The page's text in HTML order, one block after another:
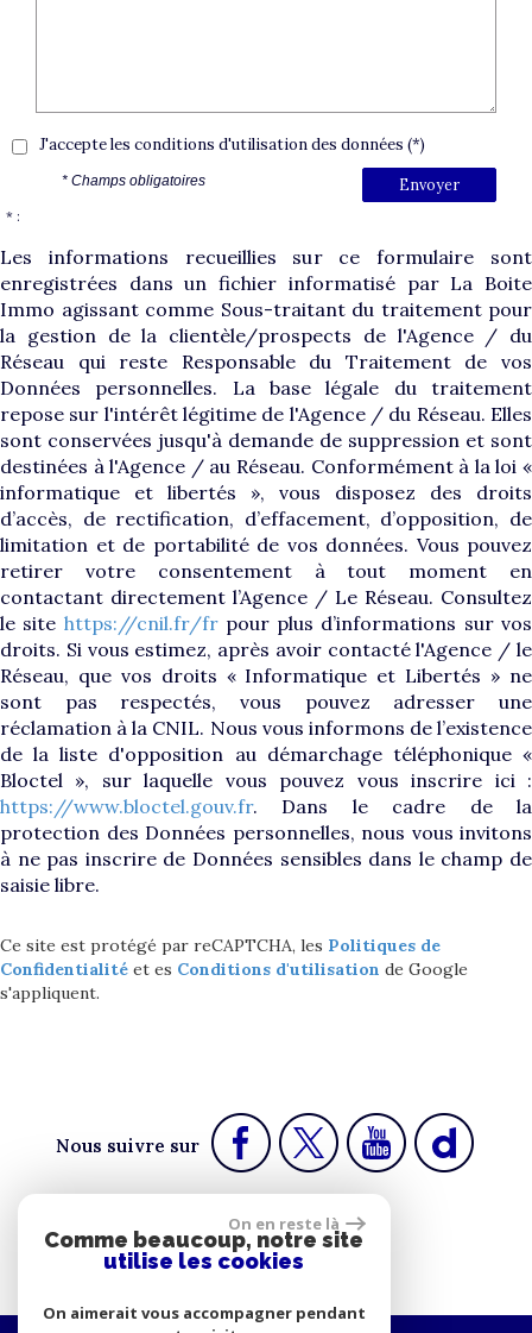
J'accepte les conditions d'utilisation des données (*)
Envoyer
* Champs obligatoires
* :
Les informations recueillies sur ce formulaire sont
enregistrées dans un fichier informatisé par La Boite
Immo agissant comme Sous-traitant du traitement pour
la gestion de la clientèle/prospects de l'Agence / du
Réseau qui reste Responsable du Traitement de vos
Données personnelles. La base légale du traitement
repose sur l'intérêt légitime de l'Agence / du Réseau. Elles
sont conservées jusqu'à demande de suppression et sont
destinées à l'Agence / au Réseau. Conformément à la loi «
informatique et libertés », vous disposez des droits
d’accès, de rectification, d’effacement, d’opposition, de
limitation et de portabilité de vos données. Vous pouvez
retirer votre consentement à tout moment en
contactant directement l’Agence / Le Réseau. Consultez
le site https://cnil.fr/frpour plus d’informations sur vos
droits. Si vous estimez, après avoir contacté l'Agence / le
Réseau, que vos droits « Informatique et Libertés » ne
sont pas respectés, vous pouvez adresser une
réclamation à la CNIL. Nous vous informons de l’existence
de la liste d'opposition au démarchage téléphonique «
Bloctel », sur laquelle vous pouvez vous inscrire ici :
https://www.bloctel.gouv.fr. Dans le cadre de la
protection des Données personnelles, nous vous invitons
à ne pas inscrire de Données sensibles dans le champ de
saisie libre.
Ce site est protégé par reCAPTCHA, les Politiques de
Confidentialité et es Conditions d'utilisation de Google
s'appliquent.
Nous suivre sur
Espace propriétaire
On en reste là
Comme beaucoup, notre site
utilise les cookies
On aimerait vous accompagner pendant